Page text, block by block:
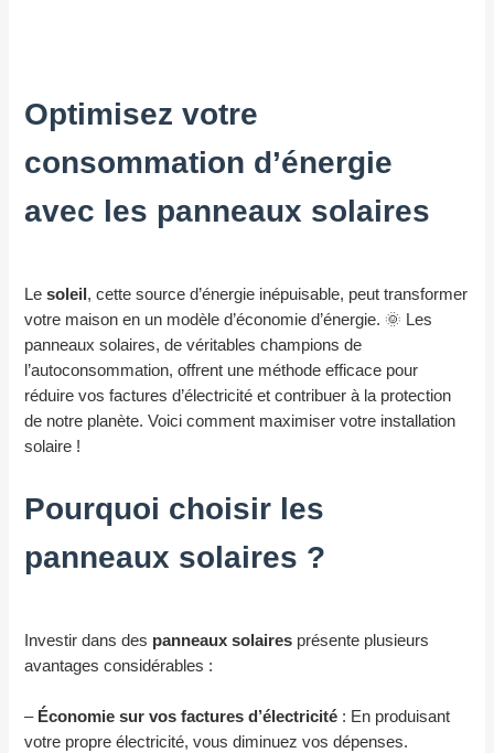
Optimisez votre
consommation d’énergie
avec les panneaux solaires
Lesoleil , cette source d’énergie inépuisable, peut transformer
votre maison en un modèle d’économie d’énergie. 🌞 Les
panneaux solaires, de véritables champions de
l’autoconsommation, offrent une méthode efficace pour
réduire vos factures d’électricité et contribuer à la protection
de notre planète. Voici comment maximiser votre installation
solaire !
Pourquoi choisir les
panneaux solaires ?
Investir dans des panneaux solaires présente plusieurs
avantages considérables :
– Économie sur vos factures d’électricité : En produisant
votre propre électricité, vous diminuez vos dépenses.